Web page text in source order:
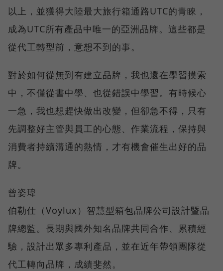
以上，並獲得大陸最大旅行箱通路UTC的青睞，
成為UTC所有產品中唯一的亞洲品牌。這些都是
從代工轉型前，意想不到的事。
對於如何從無到有建立品牌，我也還在學習摸索
中，不僅從書中學、也從錯誤中學習。有時候心
一急，我也想趕快做出改變，但卻急不得，只有
先調整好主管與員工的心態、作業流程，保持與
消費者持續溝通的熱情，才有機會催生出好的品
牌。
曾姿瑋
伯勒仕（Voylux）智慧型箱包品牌公司設計暨品
牌總監。長期與國外知名品牌共同合作、累積經
驗，設計出眾多專利產品，並在近年帶領團隊從
代工轉向品牌，成績斐然。